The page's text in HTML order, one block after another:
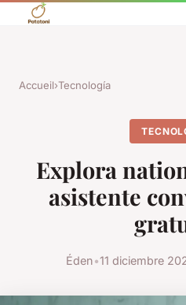
Accueil›Tecnología
Explora
asistente
Éden•11 diciembre